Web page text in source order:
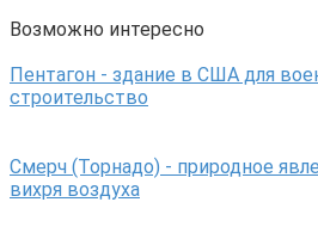
Возможно интересно
Пентагон - здание в США для
строительство
Смерч (Торнадо) - природное
вихря воздуха